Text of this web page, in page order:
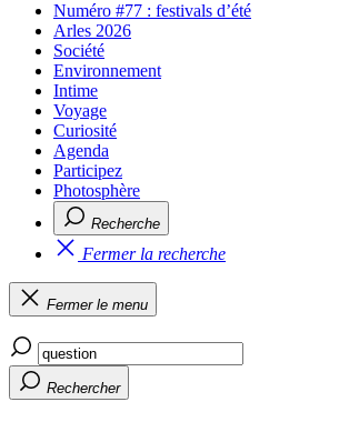
Numéro #77 : festivals d’été
Arles 2026
Société
Environnement
Intime
Voyage
Curiosité
Agenda
Participez
Photosphère
Recherche
Fermer la recherche
Fermer le menu
Rechercher